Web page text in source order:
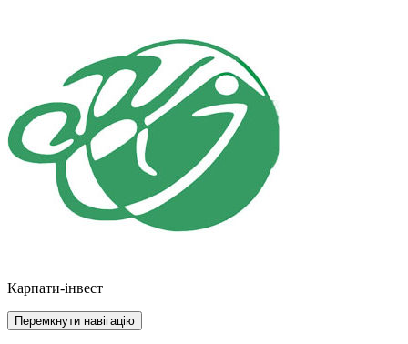
Карпати-інвест
Перемкнути навігацію